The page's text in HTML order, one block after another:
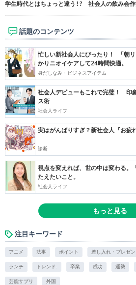
学生時代とはちょっと違う!? 社会人の飲み会作
話題のコンテンツ
忙しい新社会人にぴったり！ 「朝
かりニオイケアして24時間快適。
身だしなみ・ビジネスアイテム
社会人デビューもこれで完璧！ 印
ス術
社会人ライフ
実はがんばりすぎ？新社会人『お疲
診断
視点を変えれば、世の中は変わる
たえたいこと。
社会人ライフ
もっと見る
注目キーワード
アニメ 法事 ポイント 差し入れ・プレゼン
ランチ トレンド. 卒業 成功 運勢
芸能サプリ 外国